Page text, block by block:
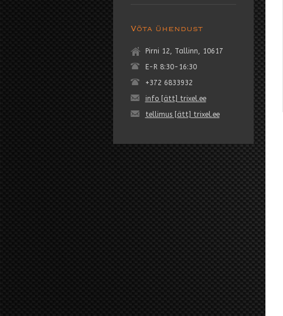
Võta ühendust
Pirni 12, Tallinn, 10617
E-R 8:30-16:30
+372 6833932
info [ätt] trixel.ee
tellimus [ätt] trixel.ee